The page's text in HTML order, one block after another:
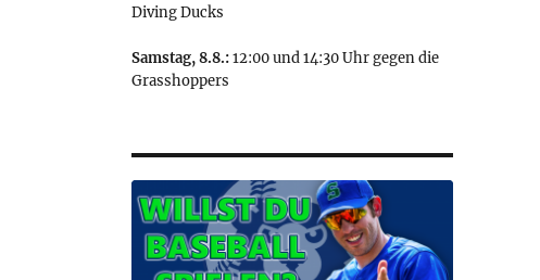
Diving Ducks
Samstag, 8.8.:12:00 und 14:30 Uhr gegen die
Grasshoppers